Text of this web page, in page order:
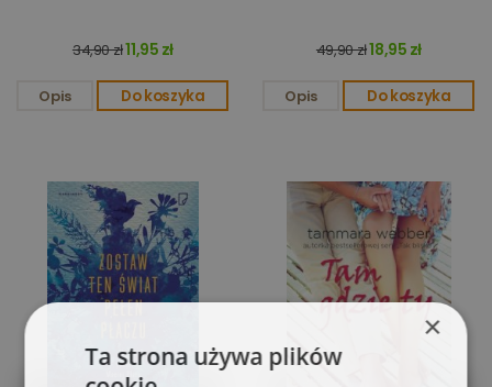
34,90 zł11,95 zł
Opis Do koszyka
49,90 zł18,95 zł
Opis Do koszyka
×
Ta strona używa plików